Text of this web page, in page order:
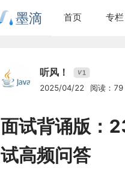
墨滴 首页 专栏
听风！ V1
2025/04/22 阅读：79
面试背诵版：
试高频问答